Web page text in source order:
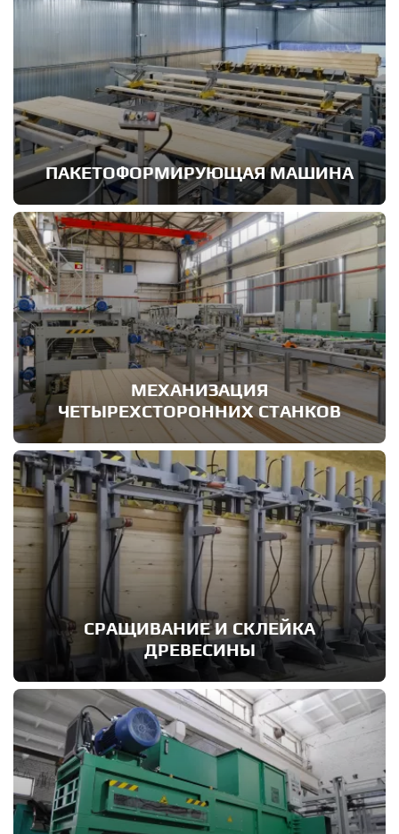
ПАКЕТОФОРМИРУЮЩАЯ МАШИНА
МЕХАНИЗАЦИЯ
ЧЕТЫРЕХСТОРОННИХ СТАНКОВ
СРАЩИВАНИЕ И СКЛЕЙКА
ДРЕВЕСИНЫ